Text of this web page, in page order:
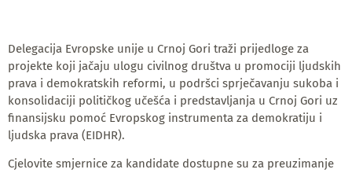
Delegacija Evropske unije u Crnoj Gori traži prijedloge za
projekte koji jačaju ulogu civilnog društva u promociji ljudskih
prava i demokratskih reformi, u podršci sprječavanju sukoba i
konsolidaciji političkog učešća i predstavljanja u Crnoj Gori uz
finansijsku pomoć Evropskog instrumenta za demokratiju i
ljudska prava (EIDHR).
Cjelovite smjernice za kandidate dostupne su za preuzimanje